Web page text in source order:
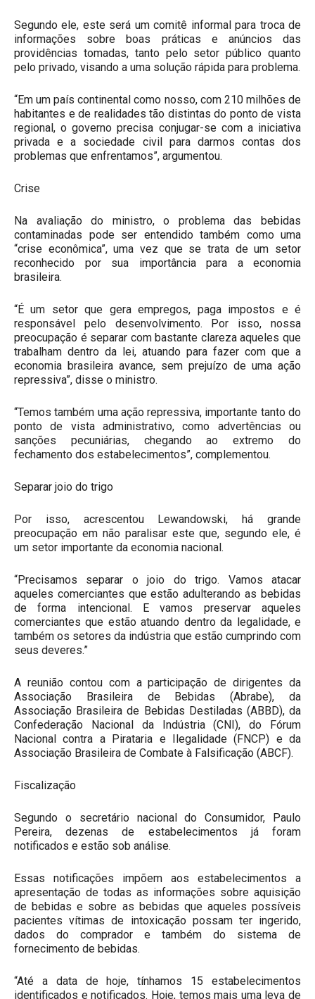
Segundo ele, este será um comitê informal para troca de
informações sobre boas práticas e anúncios das
providências tomadas, tanto pelo setor público quanto
pelo privado, visando a uma solução rápida para problema.
“Em um país continental como nosso, com 210 milhões de
habitantes e de realidades tão distintas do ponto de vista
regional, o governo precisa conjugar-se com a iniciativa
privada e a sociedade civil para darmos contas dos
problemas que enfrentamos”, argumentou.
Crise
Na avaliação do ministro, o problema das bebidas
contaminadas pode ser entendido também como uma
“crise econômica”, uma vez que se trata de um setor
reconhecido por sua importância para a economia
brasileira.
“É um setor que gera empregos, paga impostos e é
responsável pelo desenvolvimento. Por isso, nossa
preocupação é separar com bastante clareza aqueles que
trabalham dentro da lei, atuando para fazer com que a
economia brasileira avance, sem prejuízo de uma ação
repressiva”, disse o ministro.
“Temos também uma ação repressiva, importante tanto do
ponto de vista administrativo, como advertências ou
sanções pecuniárias, chegando ao extremo do
fechamento dos estabelecimentos”, complementou.
Separar joio do trigo
Por isso, acrescentou Lewandowski, há grande
preocupação em não paralisar este que, segundo ele, é
um setor importante da economia nacional.
“Precisamos separar o joio do trigo. Vamos atacar
aqueles comerciantes que estão adulterando as bebidas
de forma intencional. E vamos preservar aqueles
comerciantes que estão atuando dentro da legalidade, e
também os setores da indústria que estão cumprindo com
seus deveres.”
A reunião contou com a participação de dirigentes da
Associação Brasileira de Bebidas (Abrabe), da
Associação Brasileira de Bebidas Destiladas (ABBD), da
Confederação Nacional da Indústria (CNI), do Fórum
Nacional contra a Pirataria e Ilegalidade (FNCP) e da
Associação Brasileira de Combate à Falsificação (ABCF).
Fiscalização
Segundo o secretário nacional do Consumidor, Paulo
Pereira, dezenas de estabelecimentos já foram
notificados e estão sob análise.
Essas notificações impõem aos estabelecimentos a
apresentação de todas as informações sobre aquisição
de bebidas e sobre as bebidas que aqueles possíveis
pacientes vítimas de intoxicação possam ter ingerido,
dados do comprador e também do sistema de
fornecimento de bebidas.
“Até a data de hoje, tínhamos 15 estabelecimentos
identificados e notificados. Hoje, temos mais uma leva de